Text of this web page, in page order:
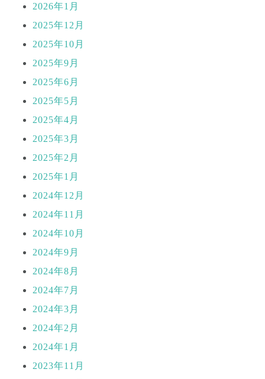
2026年1月
2025年12月
2025年10月
2025年9月
2025年6月
2025年5月
2025年4月
2025年3月
2025年2月
2025年1月
2024年12月
2024年11月
2024年10月
2024年9月
2024年8月
2024年7月
2024年3月
2024年2月
2024年1月
2023年11月